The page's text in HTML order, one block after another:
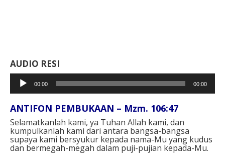
AUDIO RESI
Pemutar
Audio
00:00 00:00
ANTIFON PEMBUKAAN – Mzm. 106:47⁣
Selamatkanlah kami, ya Tuhan Allah kami, dan
kumpulkanlah kami dari antara bangsa-bangsa
supaya kami bersyukur kepada nama-Mu yang kudus
dan bermegah-megah dalam puji-pujian kepada-Mu.⁣